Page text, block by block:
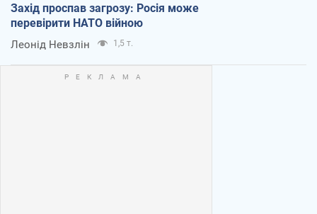
Захід проспав загрозу: Росія може
перевірити НАТО війною
Леонід Невзлін 1,5 т.